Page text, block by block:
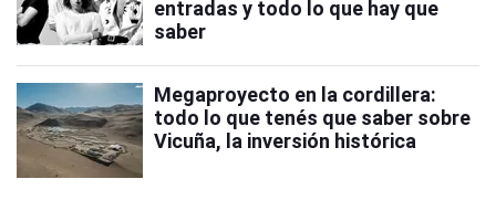
entradas y todo lo que hay que
saber
Megaproyecto en la cordillera:
todo lo que tenés que saber sobre
Vicuña, la inversión histórica